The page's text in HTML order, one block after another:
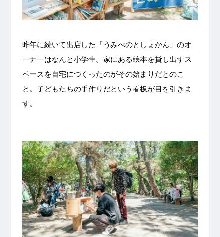
昨年に続いて出店した「うみべのとしょかん」のオ
ーナーはなんと小学生。家にある絵本を貸し出すス
ペースを自宅につくったのがその始まりだとのこ
と。子どもたちの手作りだという看板が目を引きま
す。